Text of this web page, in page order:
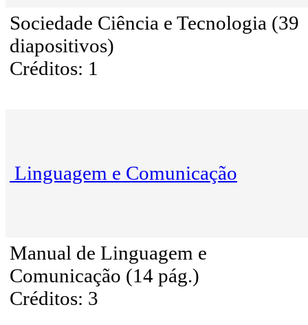
Sociedade Ciência e Tecnologia (39
diapositivos)
Créditos: 1
Linguagem e Comunicação
Manual de Linguagem e
Comunicação (14 pág.)
Créditos: 3